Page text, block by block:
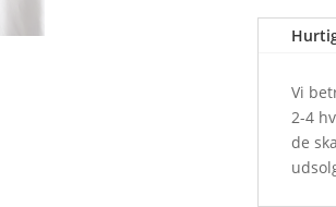
Vi
2-4
de